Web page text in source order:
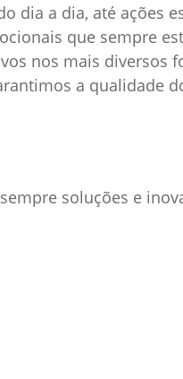
dia a dia, até ações
que sempre
nos mais diversos
a qualidade
soluções e